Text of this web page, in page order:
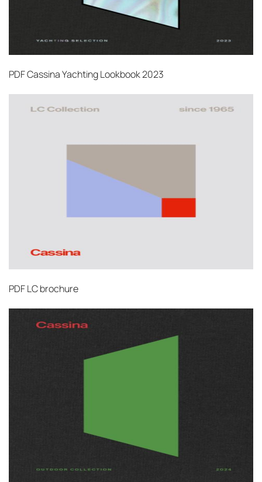
PDFCassina Yachting Lookbook 2023
PDFLC brochure